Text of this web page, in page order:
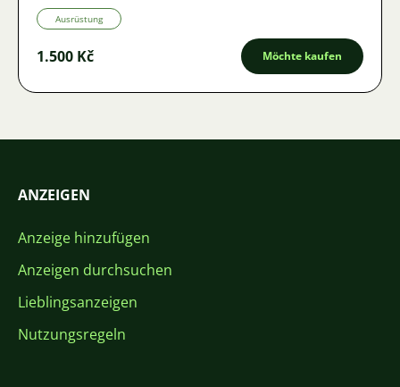
Ausrüstung
1.500 Kč Möchte kaufen
ANZEIGEN
Anzeige hinzufügen
Anzeigen durchsuchen
Lieblingsanzeigen
Nutzungsregeln